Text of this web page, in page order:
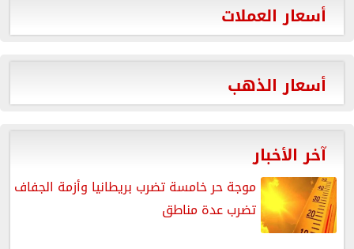
أسعار العملات
أسعار الذهب
آخر الأخبار
موجة حر خامسة تضرب بريطانيا وأزمة الجفاف
تضرب عدة مناطق